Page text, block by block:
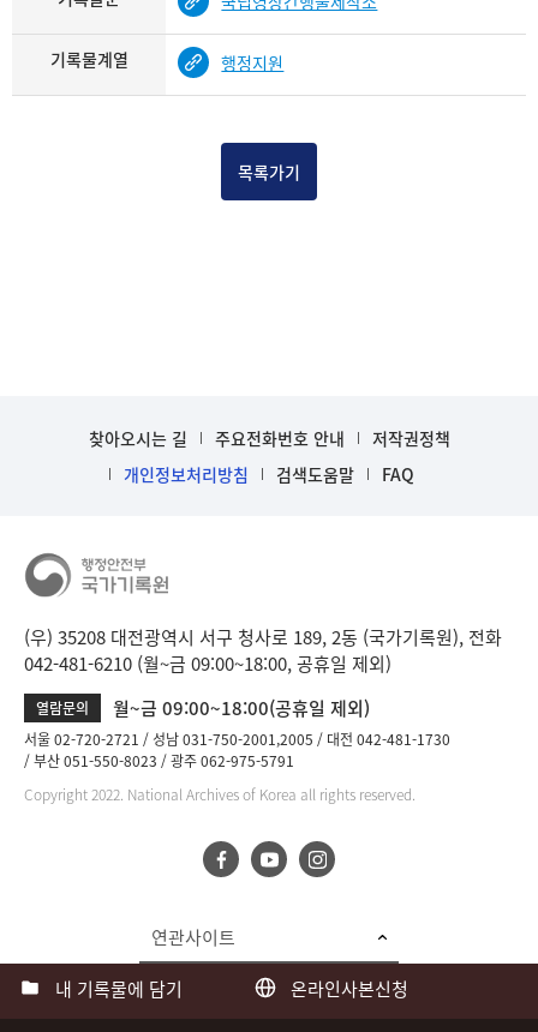
기록물계열 행정지원
목록가기
내 기록물에 담기 온라인사본신청
찾아오시는 길 주요전화번호 안내
저작권정책
개인정보처리방침
검색도움말 FAQ
(우) 35208 대전광역시 서구 청사로 189, 2동 (국가기록원), 전화
042-481-6210 (월~금 09:00~18:00, 공휴일 제외)
열람문의 월~금 09:00~18:00(공휴일 제외)
서울 02-720-2721 성남 031-750-2001,2005
대전 042-481-1730
부산 051-550-8023
광주 062-975-5791
Copyright 2022. National Archives of Korea all rights reserved.
연관사이트